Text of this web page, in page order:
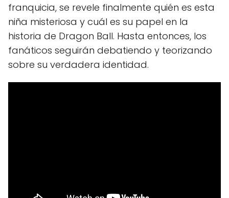
franquicia, se revele finalmente quién es esta
niña misteriosa y cuál es su papel en la
historia de Dragon Ball. Hasta entonces, los
fanáticos seguirán debatiendo y teorizando
sobre su verdadera identidad.